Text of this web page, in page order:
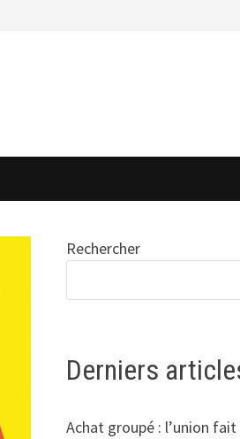
Rechercher
Derniers
Achat groupé : l’union